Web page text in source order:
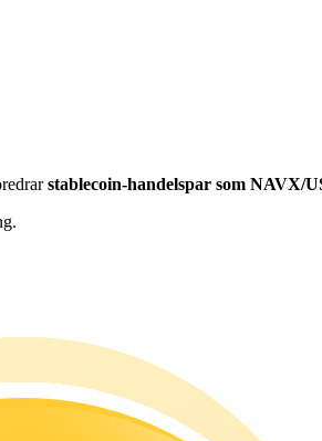
stablecoin-handelspar som NAVX/